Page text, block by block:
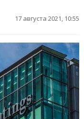
17 августа 2021, 10:55